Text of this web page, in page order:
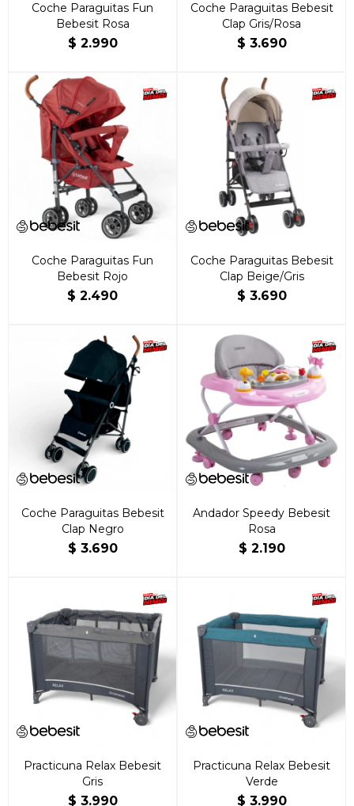
Coche Paraguitas Fun
Bebesit Rosa
$ 2.990
Coche Paraguitas Bebesit
Clap Gris/Rosa
$ 3.690
Coche Paraguitas Fun
Bebesit Rojo
$ 2.490
Coche Paraguitas Bebesit
Clap Beige/Gris
$ 3.690
Coche Paraguitas Bebesit
Clap Negro
$ 3.690
Andador Speedy Bebesit
Rosa
$ 2.190
Practicuna Relax Bebesit
Gris
$ 3.990
Practicuna Relax Bebesit
Verde
$ 3.990